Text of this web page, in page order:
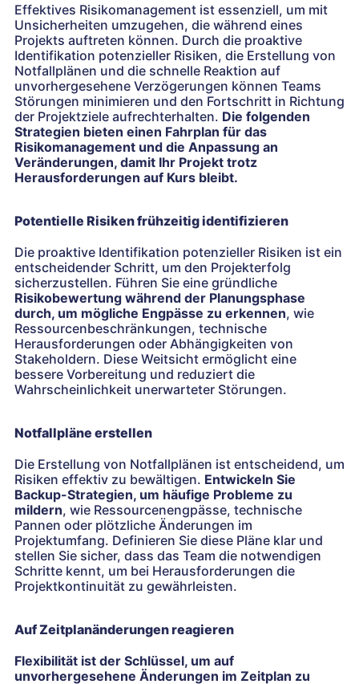
Effektives Risikomanagement ist essenziell, um mit
Unsicherheiten umzugehen, die während eines
Projekts auftreten können. Durch die proaktive
Identifikation potenzieller Risiken, die Erstellung von
Notfallplänen und die schnelle Reaktion auf
unvorhergesehene Verzögerungen können Teams
Störungen minimieren und den Fortschritt in Richtung
der Projektziele aufrechterhalten. Die folgenden
Strategien bieten einen Fahrplan für das
Risikomanagement und die Anpassung an
Veränderungen, damit Ihr Projekt trotz
Herausforderungen auf Kurs bleibt.
Potentielle Risiken frühzeitig identifizieren
Die proaktive Identifikation potenzieller Risiken ist ein
entscheidender Schritt, um den Projekterfolg
sicherzustellen. Führen Sie eine gründliche
Risikobewertung während der Planungsphase
durch, um mögliche Engpässe zu erkennen, wie
Ressourcenbeschränkungen, technische
Herausforderungen oder Abhängigkeiten von
Stakeholdern. Diese Weitsicht ermöglicht eine
bessere Vorbereitung und reduziert die
Wahrscheinlichkeit unerwarteter Störungen.
Notfallpläne erstellen
Die Erstellung von Notfallplänen ist entscheidend, um
Risiken effektiv zu bewältigen. Entwickeln Sie
Backup-Strategien, um häufige Probleme zu
mildern, wie Ressourcenengpässe, technische
Pannen oder plötzliche Änderungen im
Projektumfang. Definieren Sie diese Pläne klar und
stellen Sie sicher, dass das Team die notwendigen
Schritte kennt, um bei Herausforderungen die
Projektkontinuität zu gewährleisten.
Auf Zeitplanänderungen reagieren
Flexibilität ist der Schlüssel, um auf
unvorhergesehene Änderungen im Zeitplan zu